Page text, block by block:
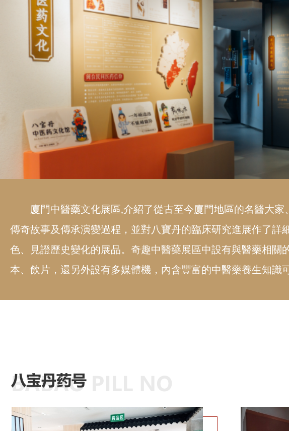
廈門中醫藥文化展區,介紹了從古至今廈門地區的名醫大
傳奇故事及傳承演變過程，並對八寶丹的臨床研究進展作了
色、見證歷史變化的展品。奇趣中醫藥展區中設有與醫藥相
本、飲片，還另外設有多媒體機，內含豐富的中醫藥養生知識